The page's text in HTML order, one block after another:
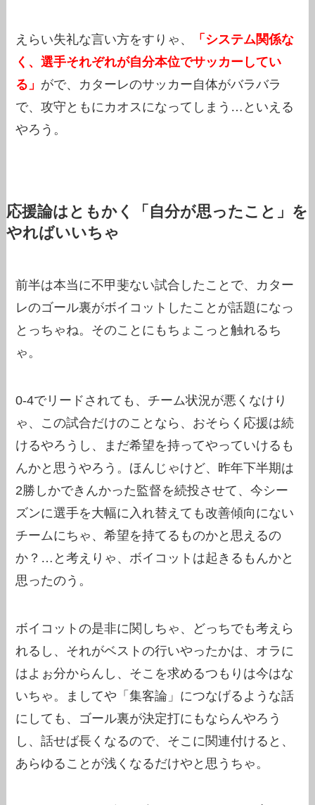
えらい失礼な言い方をすりゃ、
「システム関係な
く、選手それぞれが自分本位でサッカーしてい
る」 がで、カターレのサッカー自体がバラバラ
で、攻守ともにカオスになってしまう…といえる
やろう。
応援論はともかく「自分が思ったこと」を
やればいいちゃ
前半は本当に不甲斐ない試合したことで、カター
レのゴール裏がボイコットしたことが話題になっ
とっちゃね。そのことにもちょこっと触れるち
ゃ。
0-4でリードされても、チーム状況が悪くなけり
ゃ、この試合だけのことなら、おそらく応援は続
けるやろうし、まだ希望を持ってやっていけるも
んかと思うやろう。ほんじゃけど、昨年下半期は
2勝しかできんかった監督を続投させて、今シー
ズンに選手を大幅に入れ替えても改善傾向にない
チームにちゃ、希望を持てるものかと思えるの
か？…と考えりゃ、ボイコットは起きるもんかと
思ったのう。
ボイコットの是非に関しちゃ、どっちでも考えら
れるし、それがベストの行いやったかは、オラに
はよぉ分からんし、そこを求めるつもりは今はな
いちゃ。ましてや「集客論」につなげるような話
にしても、ゴール裏が決定打にもならんやろう
し、話せば長くなるので、そこに関連付けると、
あらゆることが浅くなるだけやと思うちゃ。